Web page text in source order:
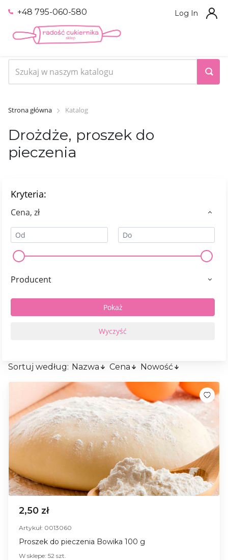
+48 795-060-580 Log In
Strona główna Katalog
Drożdże, proszek do
pieczenia
Kryteria:
Сena, zł
Producent
Sortuj według: Nazwa Cena Nowość
2,50 zł
Artykuł: 0013060
Proszek do pieczenia Bowika 100 g
W sklepe: 52 szt.